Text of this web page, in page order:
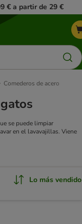
€ a partir de 29 €
Comederos de acero
se puede limpiar
en el lavavajillas. Viene
Lo más vendido